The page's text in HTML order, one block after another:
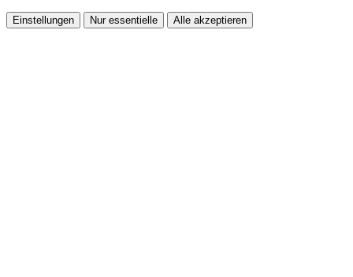
Einstellungen Nur essentielle Alle akzeptieren